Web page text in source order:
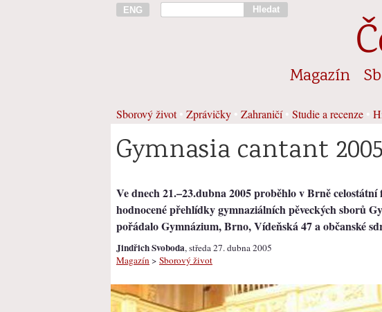
ENG Hledat
Magazín
Sborový život• Zprávičky Zahraničí• Studie a recenze
Gymnasia cantant 2005
Ve dnech 21.–23.dubna 2005 proběhlo v Brně
hodnocené přehlídky gymnaziálních pěveckých sborů
pořádalo Gymnázium, Brno, Vídeňská 47 a občanské
Jindřich Svoboda, středa 27. dubna 2005
Magazín > Sborový život